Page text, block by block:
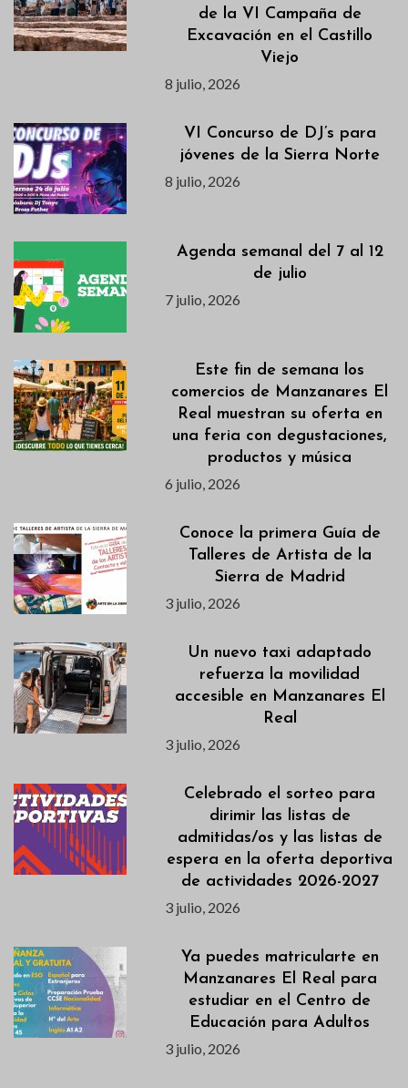
de la VI Campaña de
Excavación en el Castillo
Viejo
8 julio, 2026
VI Concurso de DJ’s para
jóvenes de la Sierra Norte
8 julio, 2026
Agenda semanal del 7 al 12
de julio
7 julio, 2026
Este fin de semana los
comercios de Manzanares El
Real muestran su oferta en
una feria con degustaciones,
productos y música
6 julio, 2026
Conoce la primera Guía de
Talleres de Artista de la
Sierra de Madrid
3 julio, 2026
Un nuevo taxi adaptado
refuerza la movilidad
accesible en Manzanares El
Real
3 julio, 2026
Celebrado el sorteo para
dirimir las listas de
admitidas/os y las listas de
espera en la oferta deportiva
de actividades 2026-2027
3 julio, 2026
Ya puedes matricularte en
Manzanares El Real para
estudiar en el Centro de
Educación para Adultos
3 julio, 2026